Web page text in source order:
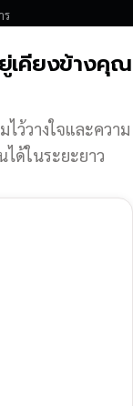
ร
เคียงข้างคุณ
ว้วางใจและความ
ได้ในระยะยาว